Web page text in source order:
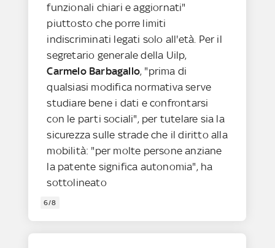
funzionali chiari e aggiornati"
piuttosto che porre limiti
indiscriminati legati solo all'età. Per il
segretario generale della Uilp,
Carmelo Barbagallo, "prima di
qualsiasi modifica normativa serve
studiare bene i dati e confrontarsi
con le parti sociali", per tutelare sia la
sicurezza sulle strade che il diritto alla
mobilità: "per molte persone anziane
la patente significa autonomia", ha
sottolineato
6/8